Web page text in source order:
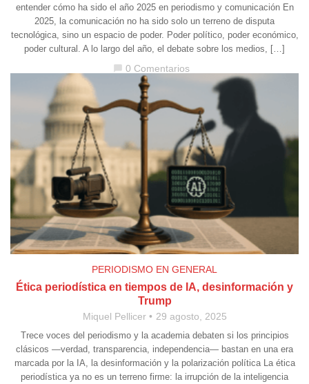
entender cómo ha sido el año 2025 en periodismo y comunicación En
2025, la comunicación no ha sido solo un terreno de disputa
tecnológica, sino un espacio de poder. Poder político, poder económico,
poder cultural. A lo largo del año, el debate sobre los medios, […]
chat_bubble 0 Comentarios
PERIODISMO EN GENERAL
Ética periodística en tiempos de IA, desinformación y
Trump
Miquel Pellicer 29 agosto, 2025
Trece voces del periodismo y la academia debaten si los principios
clásicos —verdad, transparencia, independencia— bastan en una era
marcada por la IA, la desinformación y la polarización política La ética
periodística ya no es un terreno firme: la irrupción de la inteligencia